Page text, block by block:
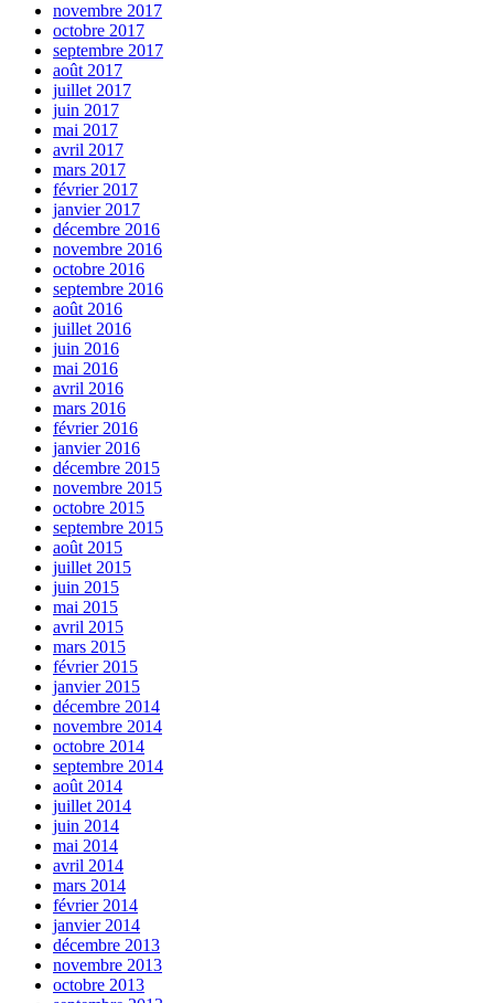
novembre 2017
octobre 2017
septembre 2017
août 2017
juillet 2017
juin 2017
mai 2017
avril 2017
mars 2017
février 2017
janvier 2017
décembre 2016
novembre 2016
octobre 2016
septembre 2016
août 2016
juillet 2016
juin 2016
mai 2016
avril 2016
mars 2016
février 2016
janvier 2016
décembre 2015
novembre 2015
octobre 2015
septembre 2015
août 2015
juillet 2015
juin 2015
mai 2015
avril 2015
mars 2015
février 2015
janvier 2015
décembre 2014
novembre 2014
octobre 2014
septembre 2014
août 2014
juillet 2014
juin 2014
mai 2014
avril 2014
mars 2014
février 2014
janvier 2014
décembre 2013
novembre 2013
octobre 2013